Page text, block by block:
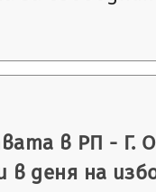
в РП - Г.
в деня на